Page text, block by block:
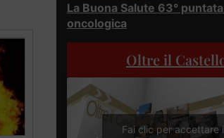
La Buona Salute 63°
oncologica
Oltre il
Fai clic per accettare i